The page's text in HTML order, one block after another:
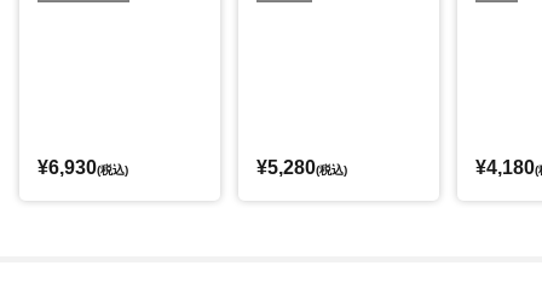
¥6,930(税込) ¥5,280(税込) ¥4,180(